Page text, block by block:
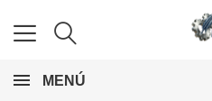
MENÚ